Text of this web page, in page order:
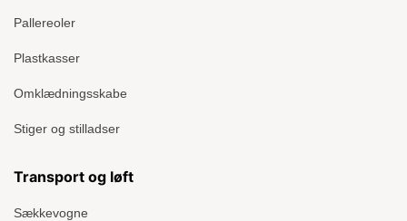
Pallereoler
Plastkasser
Omklædningsskabe
Stiger og stilladser
Transport og løft
Sækkevogne